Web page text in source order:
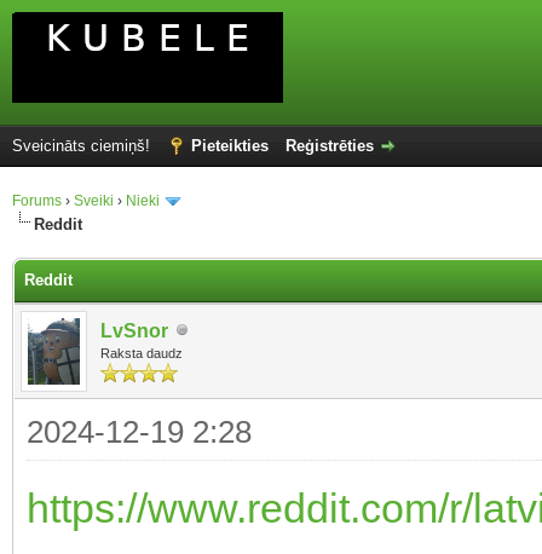
Sveicināts ciemiņš! Pieteikties Reģistrēties
Forums › Sveiki › Nieki
Reddit
Reddit
LvSnor
Raksta daudz
2024-12-19 2:28
https://www.reddit.com/r/